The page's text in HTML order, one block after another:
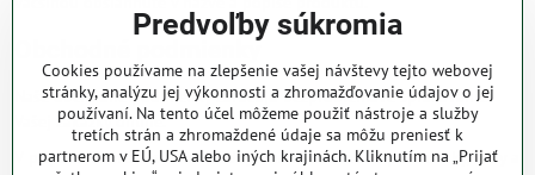
Obchodné podmienky
Naše obchodné podmienky zaručujú bezproblémové spracovanie
Vašej zakázky online.
V prípade, že máte s nami už dojednané obchodné podmienky, ceny a
Predvoľby súkromia
Cookies používame na zlepšenie vašej návštevy tejto webovej
stránky, analýzu jej výkonnosti a zhromažďovanie údajov o jej
používaní. Na tento účel môžeme použiť nástroje a služby
tretích strán a zhromaždené údaje sa môžu preniesť k
partnerom v EÚ, USA alebo iných krajinách. Kliknutím na „Prijať